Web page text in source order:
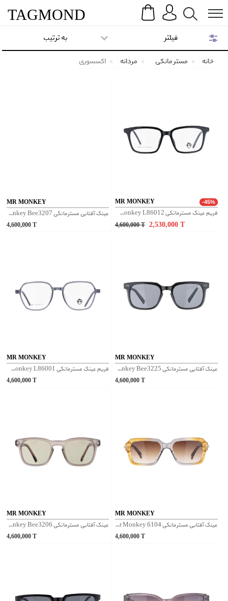
Search
TAGMOND
به ترتیب
خانه مستر مانکی مردانه اکسسوری
MR MONKEY
عینک آفتابی مسترمانکی Mr Monkey Bee3207 - طوسی
4,600,000T
MR MONKEY -45%
فریم عینک مسترمانکی Mr Monkey L86012 - مشکی
4,600,000T 2,530,000 T
MR MONKEY
فریم عینک مسترمانکی Mr Monkey L86001 - طوسی
4,600,000T
MR MONKEY
عینک آفتابی مسترمانکی Mr Monkey Bee3225 - مشکی
4,600,000 T
MR MONKEY
عینک آفتابی مسترمانکی Mr Monkey Bee3206 - صورتی پلنگی
4,600,000T
MR MONKEY
عینک آفتابی مسترمانکی Mr Monkey 6104 - زرد
4,600,000 T
فیلتر